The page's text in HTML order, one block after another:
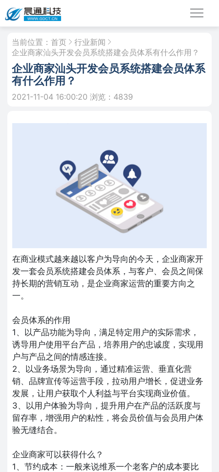
当前位置： 首页
行业新闻
企业商家汕头开发会员系统搭建会员体系有什么作用？
企业商家汕头开发会员系统搭建会员体系
有什么作用？
2021-11-04 16:00:20 浏览：4839
在商业模式越来越以客户为导向的今天，企业商家开
发一套会员系统搭建会员体系，与客户、会员之间保
持长期的营销互动，是企业商家运营的重要方向之
一。
会员体系的作用
1、以产品功能为导向，满足特定用户的实际需求，
诱导用户使用平台产品，培养用户的忠诚度，实现用
户与产品之间的情感连接。
2、以业务场景为导向，通过精准运营、垂直化营
销、品牌宣传等运营手段，拉动用户增长，促进业务
发展，让用户获取个人利益与平台实现商业价值。
3、以用户体验为导向，提升用户在产品的活跃度与
留存率，增强用户的粘性，将会员价值与会员用户体
验无缝结合。
企业商家可以获得什么？
1、节约成本：一般来说维系一个老客户的成本要比